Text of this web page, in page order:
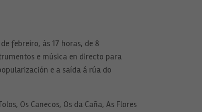
febreiro, ás 17 horas, de 8
e música en directo para
e a saída á rúa do
Os Canecos, Os da Caña, As Flores